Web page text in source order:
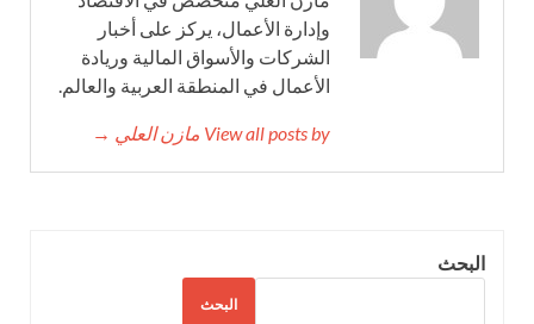
وإدارة الأعمال، يركز على أخبار
الشركات والأسواق المالية وريادة
الأعمال في المنطقة العربية والعالم.
View all posts by مازن العلي →
البحث
البحث